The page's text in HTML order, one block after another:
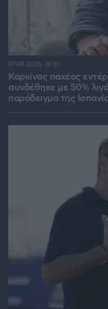
Καρκίνος παχέος
συνδέθηκε με 50%
παράδειγμα της
07.08.2026, 18:31